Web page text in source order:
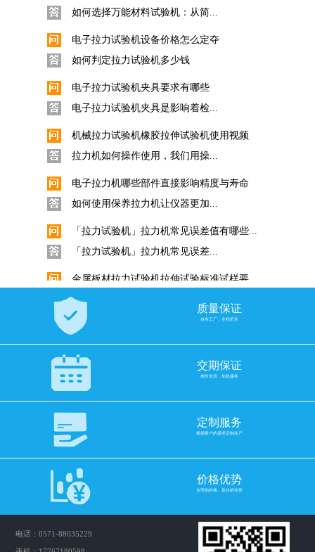
金属拉伸试验标准试样要求是什...
电子拉力试验机选择滚珠丝杠还是梯形丝...
拉力试验机如何配置合适的丝杆...
挑选电子拉力机力值是否越大越准！
拉力机力值选购十分重要，如何...
GB/T 3682.1-2018与ASTM D1238...
在塑料工业中，熔体流动速率（...
科思Quarrz固体比重计的使用
数显直读式密度测试仪固体采用...
橡胶比重计密度计与密度测试仪...
质量保证
自有工厂，全程把关
交期保证
按时发货，加急服务
定制服务
根据客户的需求定制生产
价格优势
合理的价格、良好的信誉
电话：0571-88035229